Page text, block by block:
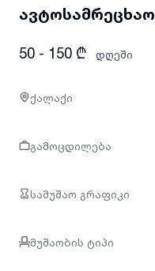
ავტოსამრეცხაო
50 - 150 ₾ დღეში
ქალაქი
გამოცდილება
სამუშაო გრაფიკი
მუშაობის ტიპი